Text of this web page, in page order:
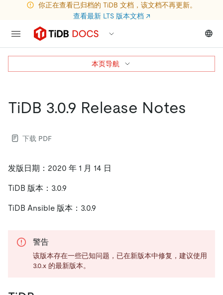
你正在查看已归档的 TiDB 文档，该文档不再更新。
查看最新 LTS 版本文档 ↗
TiDB 3.0.9 Release Notes
下载 PDF
发版日期：2020 年 1 月 14 日
TiDB 版本：3.0.9
TiDB Ansible 版本：3.0.9
警告
该版本存在一些已知问题，已在新版本中修复，建议使用
3.0.x 的最新版本。
本页导航